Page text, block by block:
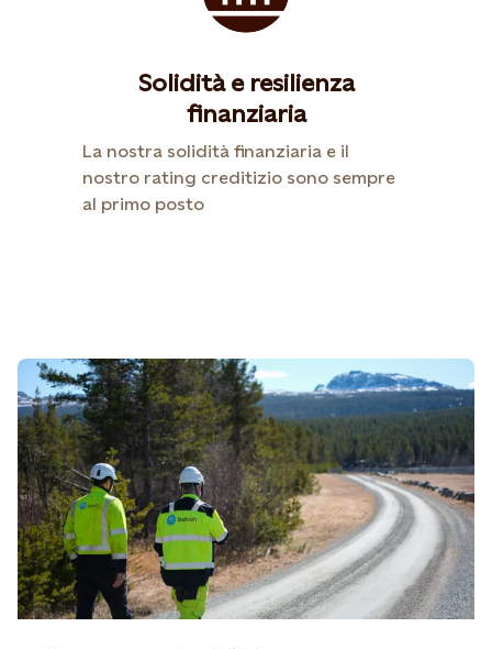
Solidità e resilienza
finanziaria
La nostra solidità finanziaria e il
nostro rating creditizio sono sempre
al primo posto